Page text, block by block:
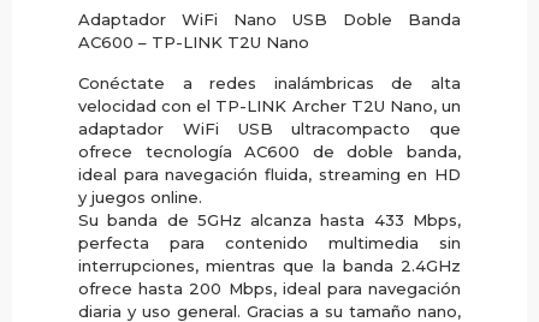
Adaptador WiFi Nano USB Doble Banda
AC600 – TP-LINK T2U Nano
Conéctate a redes inalámbricas de alta
velocidad con el TP-LINK Archer T2U Nano, un
adaptador WiFi USB ultracompacto que
ofrece tecnología AC600 de doble banda,
ideal para navegación fluida, streaming en HD
y juegos online.
Su banda de 5GHz alcanza hasta 433 Mbps,
perfecta para contenido multimedia sin
interrupciones, mientras que la banda 2.4GHz
ofrece hasta 200 Mbps, ideal para navegación
diaria y uso general. Gracias a su tamaño nano,